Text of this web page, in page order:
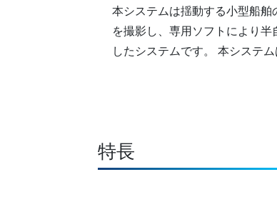
本システムは揺動する小型船
を撮影し、専用ソフトにより
したシステムです。 本システ
特長